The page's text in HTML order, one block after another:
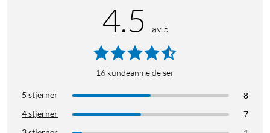
Den myke silikonfinishen med lett børstet overflate gir et
stabilt grep i hånden. Det reduserer risikoen for at mobilen
glir, samtidig som dekselet føles mykt og behagelig å holde i.
Produkttype: mobildeksel (silikon)
Kompatibilitet: Apple iPhone 17
4.5 av 5
16 kundeanmeldelser
5 stjerner
8
4 stjerner
7